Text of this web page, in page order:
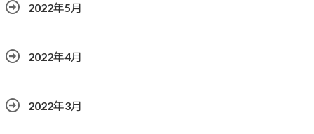
2022年5月
2022年4月
2022年3月